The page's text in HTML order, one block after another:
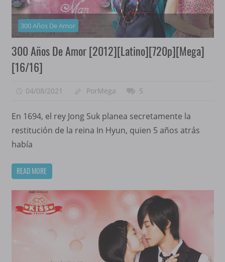
300 Años De Amor
300 Años De Amor [2012][Latino][720p][Mega]
[16/16]
04/08/2021 PorMega 5
En 1694, el rey Jong Suk planea secretamente la
restitución de la reina In Hyun, quien 5 años atrás
había
READ MORE